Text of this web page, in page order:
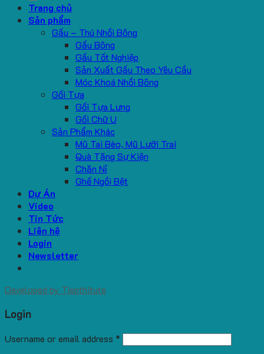
Trang chủ
Sản phẩm
Gấu – Thú Nhồi Bông
Gấu Bông
Gấu Tốt Nghiệp
Sản Xuất Gấu Theo Yêu Cầu
Móc Khoá Nhồi Bông
Gối Tựa
Gối Tựa Lưng
Gối Chữ U
Sản Phẩm Khác
Mũ Tai Bèo, Mũ Lưỡi Trai
Quà Tặng Sự Kiện
Chăn Nỉ
Ghế Ngồi Bệt
Dự Án
Video
Tin Tức
Liên hệ
Login
Newsletter
Developed by Tiepthitute
Login
Username or email address *